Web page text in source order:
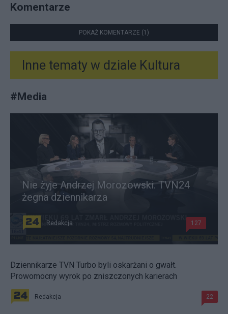
Komentarze
POKAŻ KOMENTARZE (1)
Inne tematy w dziale Kultura
#Media
Nie żyje Andrzej Morozowski. TVN24
żegna dziennikarza
Redakcja 127
Dziennikarze TVN Turbo byli oskarżani o gwałt.
Prowomocny wyrok po zniszczonych karierach
Redakcja 22